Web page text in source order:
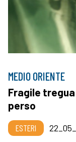
MEDIO ORIENTE
Fragile tregua
perso
ESTERI